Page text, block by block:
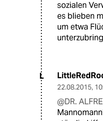
sozialen
es blieben
um etwa
L
22.08.2015,
@DR.